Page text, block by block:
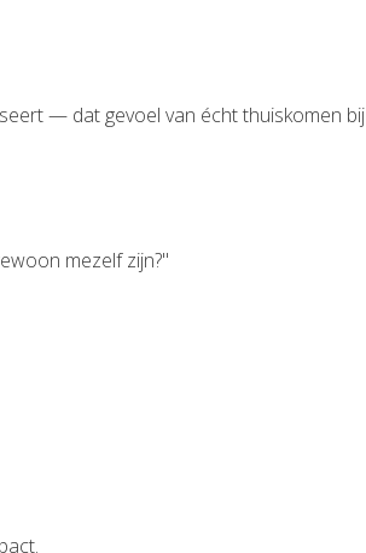
— dat gevoel van écht thuiskomen bij
mezelf zijn?"